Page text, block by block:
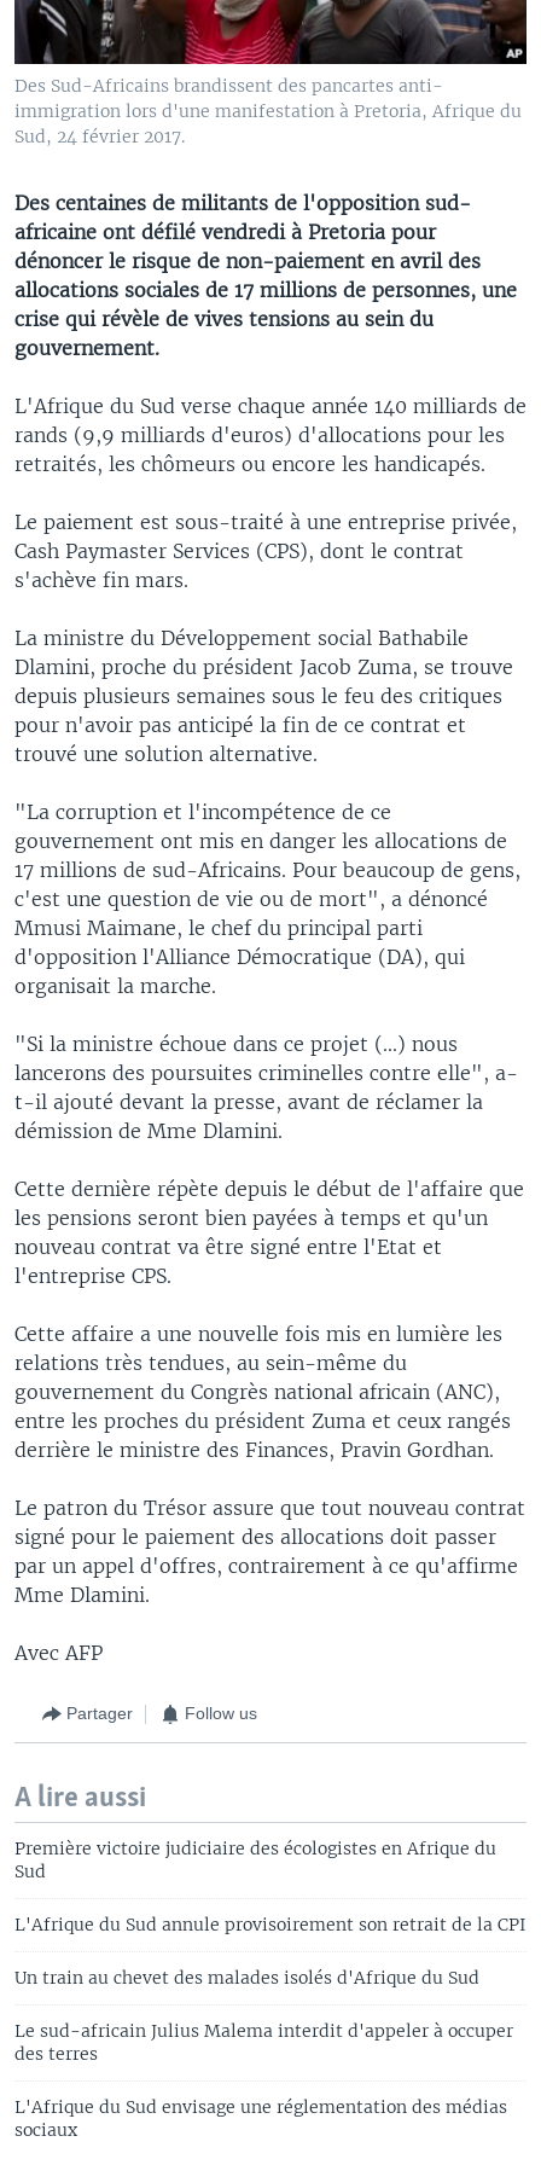
Des Sud-Africains brandissent des pancartes anti-
immigration lors d'une manifestation à Pretoria, Afrique du
Sud, 24 février 2017.
Des centaines de militants de l'opposition sud-
africaine ont défilé vendredi à Pretoria pour
dénoncer le risque de non-paiement en avril des
allocations sociales de 17 millions de personnes, une
crise qui révèle de vives tensions au sein du
gouvernement.
L'Afrique du Sud verse chaque année 140 milliards de
rands (9,9 milliards d'euros) d'allocations pour les
retraités, les chômeurs ou encore les handicapés.
Le paiement est sous-traité à une entreprise privée,
Cash Paymaster Services (CPS), dont le contrat
s'achève fin mars.
La ministre du Développement social Bathabile
Dlamini, proche du président Jacob Zuma, se trouve
depuis plusieurs semaines sous le feu des critiques
pour n'avoir pas anticipé la fin de ce contrat et
trouvé une solution alternative.
"La corruption et l'incompétence de ce
gouvernement ont mis en danger les allocations de
17 millions de sud-Africains. Pour beaucoup de gens,
c'est une question de vie ou de mort", a dénoncé
Mmusi Maimane, le chef du principal parti
d'opposition l'Alliance Démocratique (DA), qui
organisait la marche.
"Si la ministre échoue dans ce projet (...) nous
lancerons des poursuites criminelles contre elle", a-
t-il ajouté devant la presse, avant de réclamer la
démission de Mme Dlamini.
Cette dernière répète depuis le début de l'affaire que
les pensions seront bien payées à temps et qu'un
nouveau contrat va être signé entre l'Etat et
l'entreprise CPS.
Cette affaire a une nouvelle fois mis en lumière les
relations très tendues, au sein-même du
gouvernement du Congrès national africain (ANC),
entre les proches du président Zuma et ceux rangés
derrière le ministre des Finances, Pravin Gordhan.
Le patron du Trésor assure que tout nouveau contrat
signé pour le paiement des allocations doit passer
par un appel d'offres, contrairement à ce qu'affirme
Mme Dlamini.
Avec AFP
Partager Follow us
A lire aussi
Première victoire judiciaire des écologistes en Afrique du
Sud
L'Afrique du Sud annule provisoirement son retrait de la CPI
Un train au chevet des malades isolés d'Afrique du Sud​
Le sud-africain Julius Malema interdit d'appeler à occuper
des terres
L'Afrique du Sud envisage une réglementation des médias
sociaux